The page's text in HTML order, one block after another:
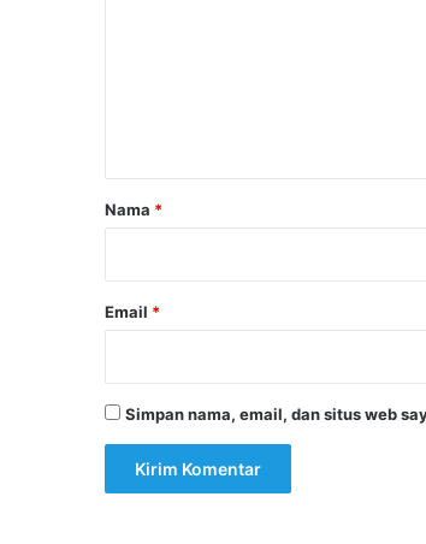
rNama *
Email *
Simpan nama, email, dan situs web